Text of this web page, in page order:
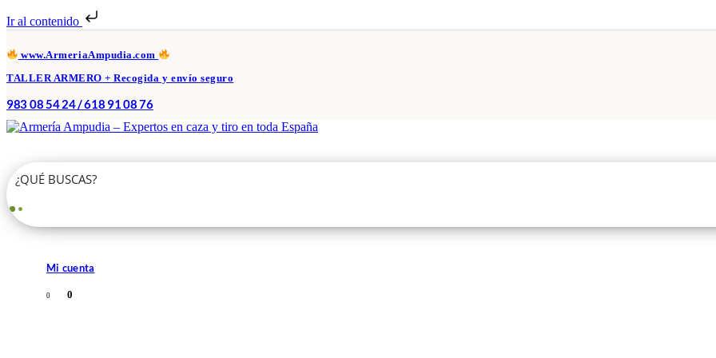
Ir al contenido
www.ArmeriaAmpudia.com
TALLER ARMERO + Recogida y envío seguro
983 08 54 24 / 618 91 08 76
Mi cuenta
0 0